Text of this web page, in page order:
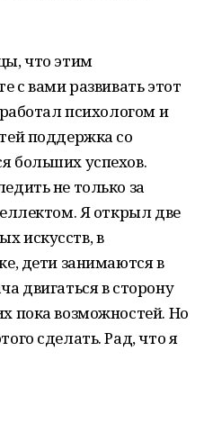
что этим
с вами развивать этот
психологом и
поддержка со
больших успехов.
не только за
Я открыл две
искусств, в
дети занимаются в
двигаться в сторону
пока возможностей. Но
сделать. Рад, что я